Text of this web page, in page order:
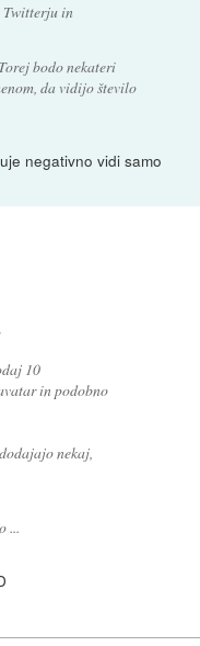
Twitterju in
bodo nekateri
da vidijo število
negativno vidi samo
10
in podobno
nekaj,
...